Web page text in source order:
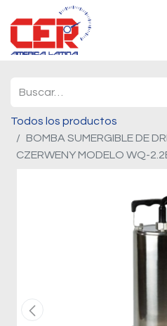
Todos los productos
BOMBA SUMERGIBLE DE
CZERWENY MODELO WQ-